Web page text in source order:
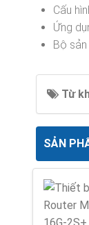
Cấu
Ứng
Bộ
Từ
SẢN